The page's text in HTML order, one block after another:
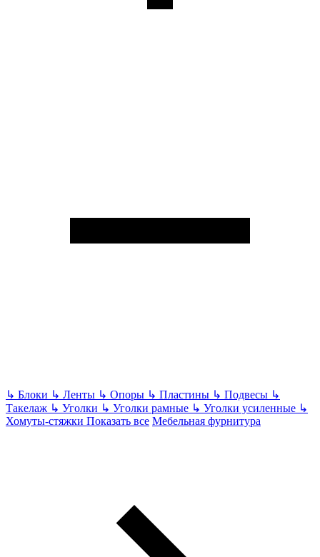
↳ Блоки ↳ Ленты ↳ Опоры ↳ Пластины ↳ Подвесы ↳
Такелаж ↳ Уголки ↳ Уголки рамные ↳ Уголки усиленные ↳
Хомуты-стяжки Показать все Мебельная фурнитура